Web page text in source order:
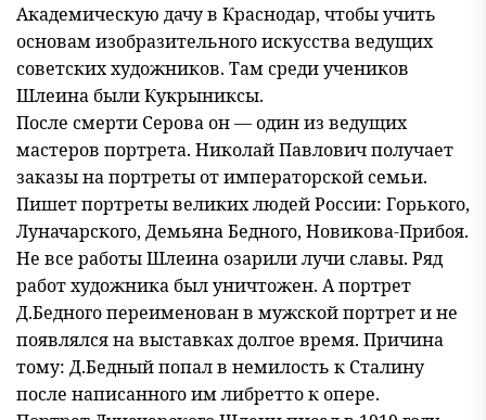
Академическую дачу в Краснодар, чтобы учить
основам изобразительного искусства ведущих
советских художников. Там среди учеников
Шлеина были Кукрыниксы.
После смерти Серова он — один из ведущих
мастеров портрета. Николай Павлович получает
заказы на портреты от императорской семьи.
Пишет портреты великих людей России: Горького,
Луначарского, Демьяна Бедного, Новикова-Прибоя.
Не все работы Шлеина озарили лучи славы. Ряд
работ художника был уничтожен. А портрет
Д.Бедного переименован в мужской портрет и не
появлялся на выставках долгое время. Причина
тому: Д.Бедный попал в немилость к Сталину
после написанного им либретто к опере.